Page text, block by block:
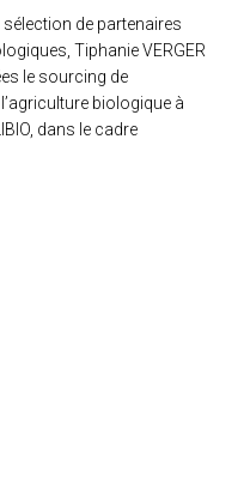
de partenaires
Tiphanie VERGER
le sourcing de
biologique à
dans le cadre